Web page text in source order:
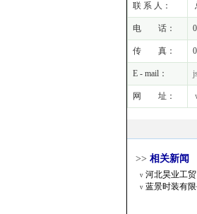
联 系 人：
电 话：
传 真：
E - mail：
网 址：
>> 相关新闻
v 河北昊业工贸
v 蓝景时装有限